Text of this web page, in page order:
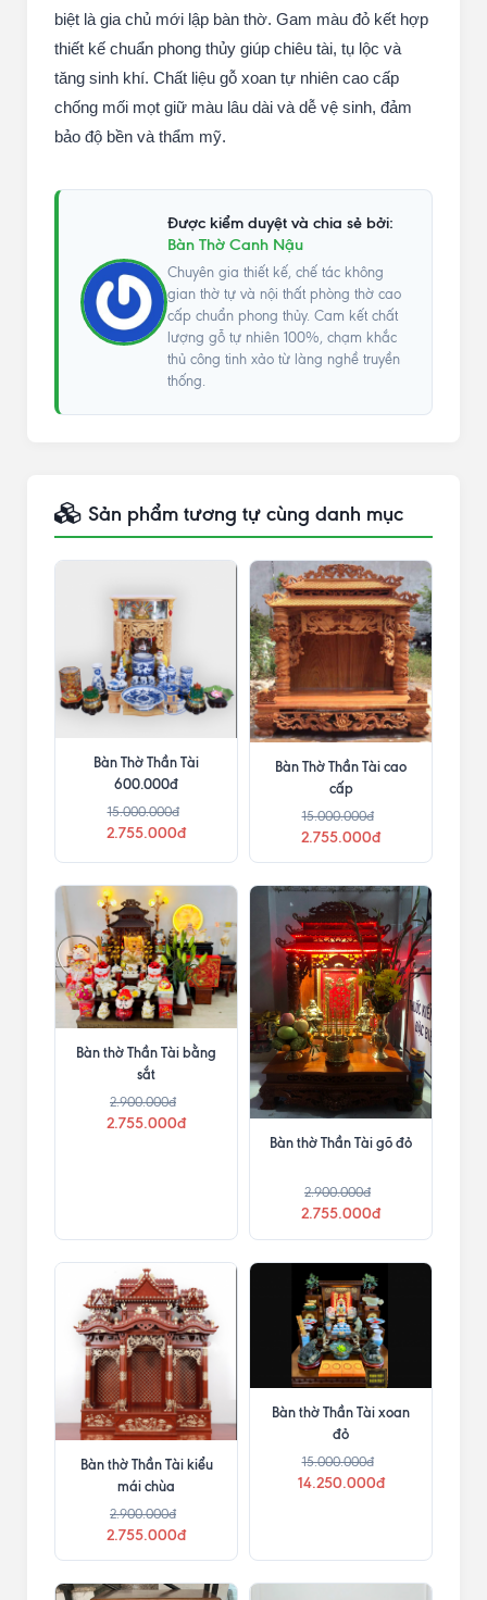
biệt là gia chủ mới lập bàn thờ. Gam màu đỏ kết hợp
thiết kế chuẩn phong thủy giúp chiêu tài, tụ lộc và
tăng sinh khí. Chất liệu gỗ xoan tự nhiên cao cấp
chống mối mọt giữ màu lâu dài và dễ vệ sinh, đảm
bảo độ bền và thẩm mỹ.
Được kiểm duyệt và chia sẻ bởi:
Bàn Thờ Canh Nậu
Chuyên gia thiết kế, chế tác không
gian thờ tự và nội thất phòng thờ cao
cấp chuẩn phong thủy. Cam kết chất
lượng gỗ tự nhiên 100%, chạm khắc
thủ công tinh xảo từ làng nghề truyền
thống.
Sản phẩm tương tự cùng danh mục
Bàn Thờ Thần Tài
600.000đ
15.000.000đ
2.755.000đ
Bàn Thờ Thần Tài cao
cấp
15.000.000đ
2.755.000đ
Bàn thờ Thần Tài bằng
sắt
2.900.000đ
2.755.000đ
Bàn thờ Thần Tài gõ đỏ
2.900.000đ
2.755.000đ
Bàn thờ Thần Tài kiểu
mái chùa
2.900.000đ
2.755.000đ
Bàn thờ Thần Tài xoan
đỏ
15.000.000đ
14.250.000đ